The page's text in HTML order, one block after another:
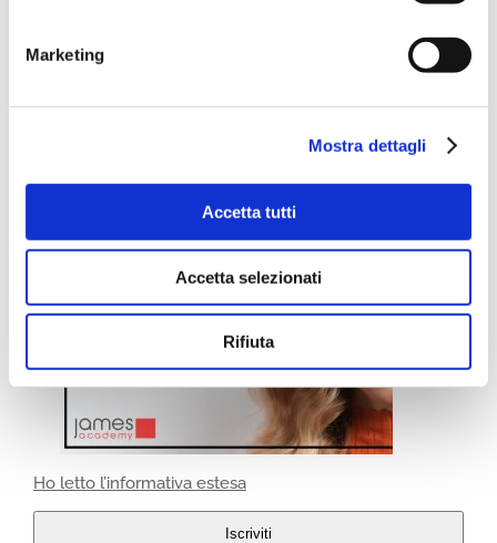
Marketing
Mostra dettagli
Accetta tutti
Accetta selezionati
Rifiuta
Ho letto l’informativa estesa
Iscriviti